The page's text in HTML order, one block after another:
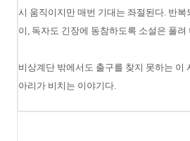
시 움직이지만 매번 기대는 좌절된다. 반
이, 독자도 긴장에 동참하도록 소설은 풀려
비상계단 밖에서도 출구를 찾지 못하는 이
아리가 비치는 이야기다.